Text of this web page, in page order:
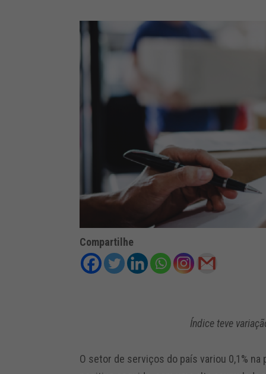
Compartilhe
Índice teve
O setor de serviços do país variou 0,1%